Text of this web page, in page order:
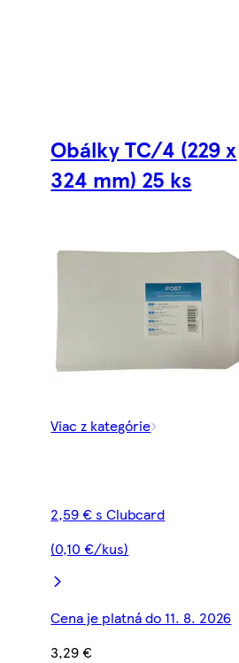
Obálky TC/4 (229 x
324 mm) 25 ks
Viac z kategórie
2,59 € s Clubcard
(0,10 €/kus)
Cena je platná do 11. 8. 2026
3,29 €